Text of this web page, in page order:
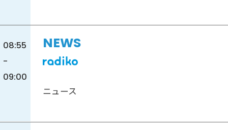
08:55
-
09:00
NEWS
ニュース